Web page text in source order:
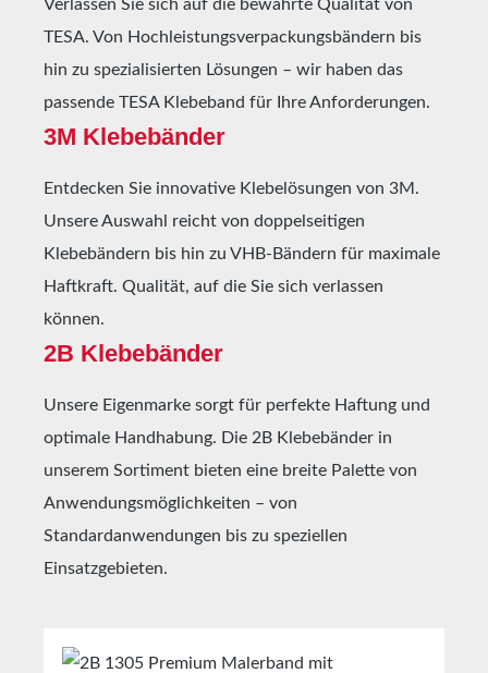
Verlassen Sie sich auf die bewährte Qualität von
TESA. Von Hochleistungsverpackungsbändern bis
hin zu spezialisierten Lösungen – wir haben das
passende TESA Klebeband für Ihre Anforderungen.
3M Klebebänder
Entdecken Sie innovative Klebelösungen von 3M.
Unsere Auswahl reicht von doppelseitigen
Klebebändern bis hin zu VHB-Bändern für maximale
Haftkraft. Qualität, auf die Sie sich verlassen
können.
2B Klebebänder
Unsere Eigenmarke sorgt für perfekte Haftung und
optimale Handhabung. Die 2B Klebebänder in
unserem Sortiment bieten eine breite Palette von
Anwendungsmöglichkeiten – von
Standardanwendungen bis zu speziellen
Einsatzgebieten.
Produktgalerie überspringen